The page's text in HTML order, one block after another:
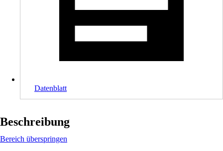
Datenblatt
Beschreibung
Bereich überspringen